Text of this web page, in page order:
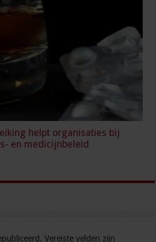
helpt organisaties bij
en medicijnbeleid
Vereiste velden zijn